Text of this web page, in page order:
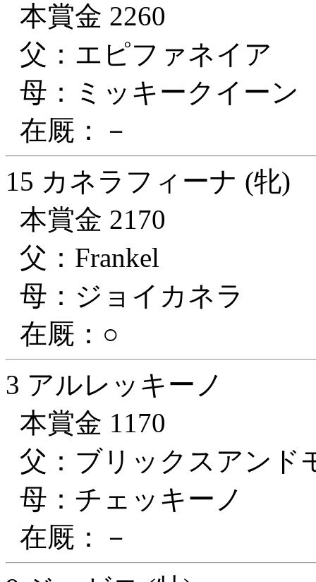
本賞金 2260
父：エピファネイア
母：ミッキークイーン
在厩：－
15 カネラフィーナ (牝)
本賞金 2170
父：Frankel
母：ジョイカネラ
在厩：○
3 アルレッキーノ
本賞金 1170
父：ブリックスアンド
母：チェッキーノ
在厩：－